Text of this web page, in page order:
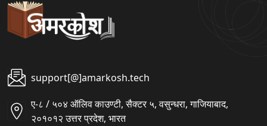
support[@]amarkosh.tech
ए-८ / ५०४ ऑलिव काउण्टी, सैक्टर ५, वसुन्धरा, गाजियाबाद,
२०१०१२ उत्तर प्रदेश, भारत